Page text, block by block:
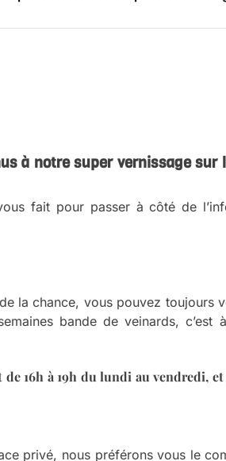
nous au Bos’Tock Festival –
à notre super vernissage sur
fait pour passer à côté de
la chance, vous pouvez toujours
bande de veinards, c’est
16h à 19h du lundi au vendredi, et
privé, nous préférons vous le